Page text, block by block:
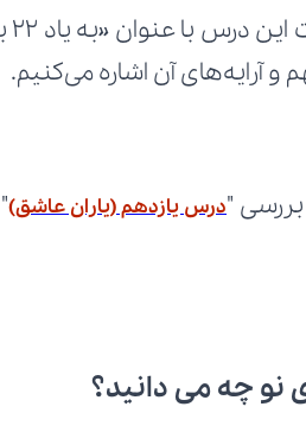
آرایه‌های آن اشاره می‌کنیم.
"درس یازدهم (یاران عاشق)
نو چه می‌ دانید؟